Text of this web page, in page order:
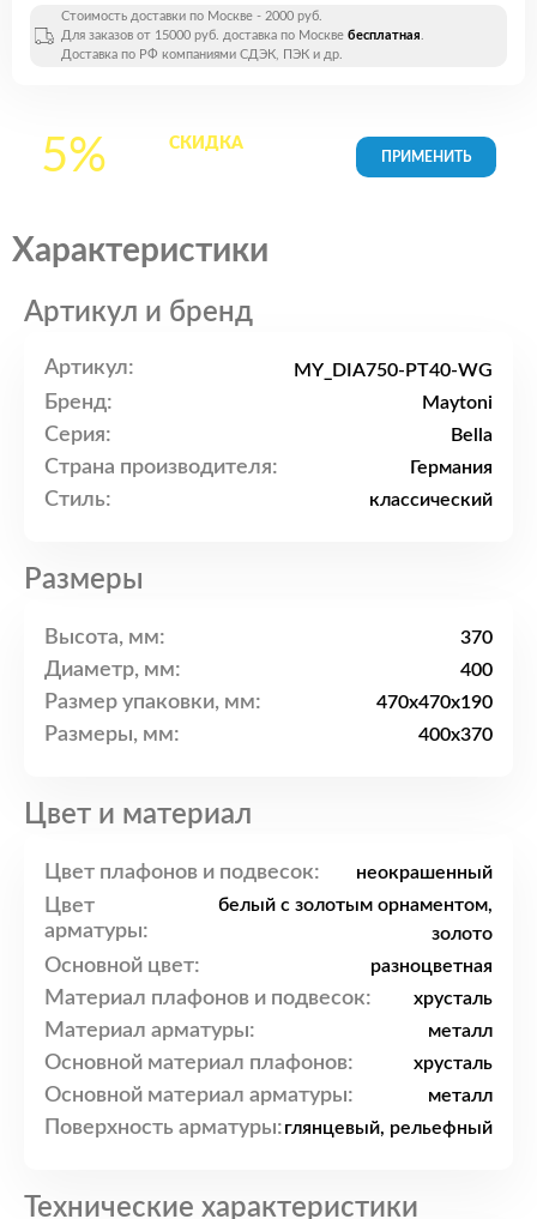
Стоимость доставки по Москве - 2000 руб.
Для заказов от 15000 руб. доставка по Москве бесплатная.
Доставка по РФ компаниями СДЭК, ПЭК и др.
5% СКИДКАна все
Характеристики
Артикул и бренд
Артикул: MY_DIA750-PT40-WG
Бренд: Maytoni
Серия: Bella
Страна производителя: Германия
Стиль: классический
Размеры
Высота, мм: 370
Диаметр, мм: 400
Размер упаковки, мм: 470x470x190
Размеры, мм: 400x370
Цвет и материал
Цвет плафонов и подвесок: неокрашенный
Цвет
арматуры:
белый с золотым орнаментом,
золото
Основной цвет: разноцветная
Материал плафонов и подвесок: хрусталь
Материал арматуры: металл
Основной материал плафонов: хрусталь
Основной материал арматуры: металл
Поверхность арматуры:глянцевый, рельефный
Технические характеристики